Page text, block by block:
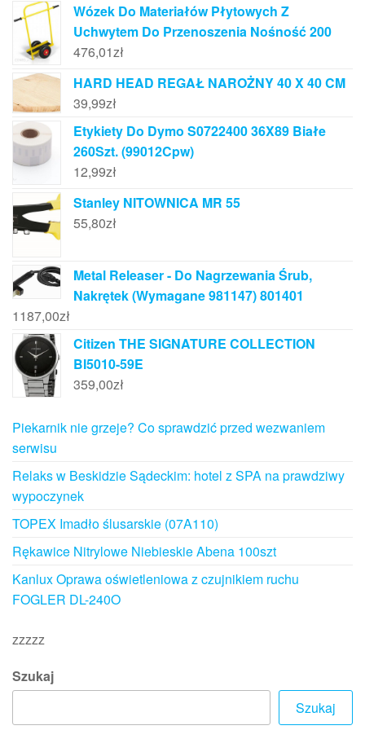
Wózek Do Materiałów Płytowych Z
Uchwytem Do Przenoszenia Nośność 200
476,01zł
HARD HEAD REGAŁ NAROŻNY 40 X 40 CM
39,99zł
Etykiety Do Dymo S0722400 36X89 Białe
260Szt. (99012Cpw)
12,99zł
Stanley NITOWNICA MR 55
55,80zł
Metal Releaser - Do Nagrzewania Śrub,
Nakrętek (Wymagane 981147) 801401
1187,00zł
Citizen THE SIGNATURE COLLECTION
BI5010-59E
359,00zł
Piekarnik nie grzeje? Co sprawdzić przed wezwaniem
serwisu
Relaks w Beskidzie Sądeckim: hotel z SPA na prawdziwy
wypoczynek
TOPEX Imadło ślusarskie (07A110)
Rękawice Nitrylowe Niebieskie Abena 100szt
Kanlux Oprawa oświetleniowa z czujnikiem ruchu
FOGLER DL-240O
zzzzz
Szukaj
Szukaj